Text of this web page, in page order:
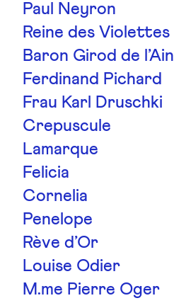
Paul Neyron
Reine des Violettes
Baron Girod de l’Ain
Ferdinand Pichard
Frau Karl Druschki
Crepuscule
Lamarque
Felicia
Cornelia
Penelope
Rève d’Or
Louise Odier
M.me Pierre Oger